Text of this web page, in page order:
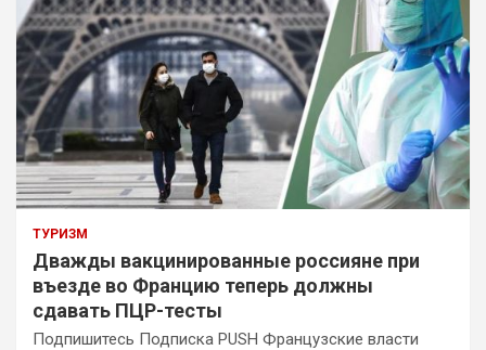
ТУРИЗМ
Дважды вакцинированные россияне при
въезде во Францию теперь должны
сдавать ПЦР-тесты
Подпишитесь Подписка PUSH Французские власти